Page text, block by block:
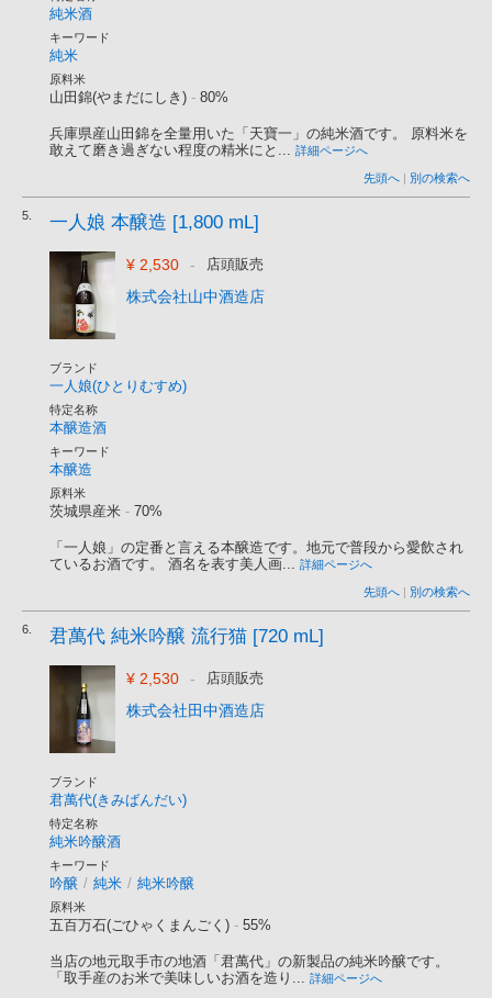
純米酒
キーワード
純米
原料米
山田錦(やまだにしき) - 80%
兵庫県産山田錦を全量用いた「天寶一」の純米酒です。 原料米を
敢えて磨き過ぎない程度の精米にと... 詳細ページへ
先頭へ | 別の検索へ
5. 一人娘 本醸造 [1,800 mL]
¥ 2,530 - 店頭販売
株式会社山中酒造店
ブランド
一人娘(ひとりむすめ)
特定名称
本醸造酒
キーワード
本醸造
原料米
茨城県産米 - 70%
「一人娘」の定番と言える本醸造です。地元で普段から愛飲され
ているお酒です。 酒名を表す美人画... 詳細ページへ
先頭へ | 別の検索へ
6. 君萬代 純米吟醸 流行猫 [720 mL]
¥ 2,530 - 店頭販売
株式会社田中酒造店
ブランド
君萬代(きみばんだい)
特定名称
純米吟醸酒
キーワード
吟醸 / 純米 / 純米吟醸
原料米
五百万石(ごひゃくまんごく) - 55%
当店の地元取手市の地酒「君萬代」の新製品の純米吟醸です。
「取手産のお米で美味しいお酒を造り... 詳細ページへ